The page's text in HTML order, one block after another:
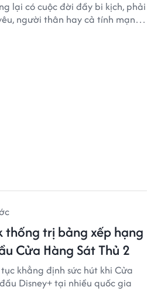
lại có cuộc đời đầy bi kịch, phải
người thân hay cả tính mạng,
thống trị bảng xếp hạng
Cửa Hàng Sát Thủ 2
khẳng định sức hút khi Cửa
Disney+ tại nhiều quốc gia